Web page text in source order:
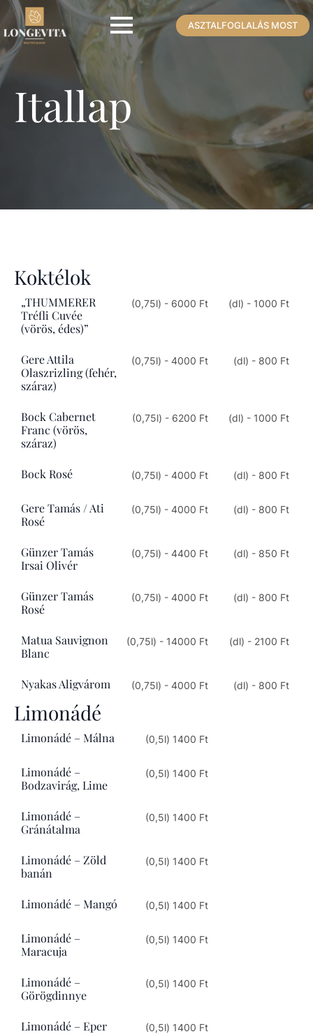
ASZTALFOGLALÁS MOST
Itallap
Koktélok
„THUMMERER
Tréfli Cuvée
(vörös, édes)”
(0,75l) - 6000 Ft (dl) - 1000 Ft
Gere Attila
Olaszrizling (fehér,
száraz)
(0,75l) - 4000 Ft (dl) - 800 Ft
Bock Cabernet
Franc (vörös,
száraz)
(0,75l) - 6200 Ft (dl) - 1000 Ft
Bock Rosé (0,75l) - 4000 Ft (dl) - 800 Ft
Gere Tamás / Ati
Rosé
(0,75l) - 4000 Ft (dl) - 800 Ft
Günzer Tamás
Irsai Olivér
(0,75l) - 4400 Ft (dl) - 850 Ft
Günzer Tamás
Rosé
(0,75l) - 4000 Ft (dl) - 800 Ft
Matua Sauvignon
Blanc
(0,75l) - 14000 Ft (dl) - 2100 Ft
Nyakas Aligvárom (0,75l) - 4000 Ft (dl) - 800 Ft
Limonádé
Limonádé – Málna (0,5l) 1400 Ft
Limonádé –
Bodzavirág, Lime
(0,5l) 1400 Ft
Limonádé –
Gránátalma
(0,5l) 1400 Ft
Limonádé – Zöld
banán
(0,5l) 1400 Ft
Limonádé – Mangó (0,5l) 1400 Ft
Limonádé –
Maracuja
(0,5l) 1400 Ft
Limonádé –
Görögdinnye
(0,5l) 1400 Ft
Limonádé – Eper (0,5l) 1400 Ft